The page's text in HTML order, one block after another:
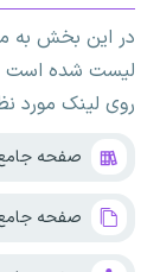
در این بخش به
لیست شده است
روی لینک مورد
صفحه جامع
صفحه جامع